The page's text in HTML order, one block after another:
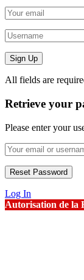
All fields are
Retrieve your
Please enter your
Log In
Autorisation de la